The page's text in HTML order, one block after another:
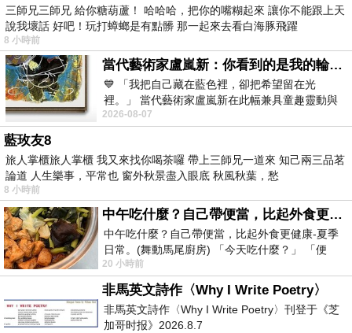
馬頭山和大樹和山嚴重破壞高雄生態環境，結
果，丹娜絲颱風將整個光電場吹垮，整個南部到
處都是光電板垃圾，這就是你們民進黨的傑作！
搞到所有老百姓接連受害！
再來要講的是光電板這種東西明明就是有毒的，
而且輻射性極強，這樣一個危害人民生命財產安
全的政策，你們還敢拿來提？
你們開口閉口說人民不撥補台電1,000億就要漲
5%電價，人民按照你們的意思去倒貼1,000億給
台電，結果，電價還是一直漲，再說了！以今年
上半年台電虧損285億，全年虧損達到500億，總
共超過4,700億將近5,000億，你們民進黨的立委
卻是絕口不提！
另外，依照台電的資料，以前年2023年核電的價
三師兄三師兄 給你糖葫蘆！ 哈哈哈，把你的嘴糊起來 讓你不能跟上天
說我壞話 好吧！玩打蟑螂是有點髒 那一起來去看白海豚飛躍
8 小時前
當代藝術家盧嵐新：你看到的是我的輪廓，還是你的故事？——藏在藍色裡的希望與光
💙 「我把自己藏在藍色裡，卻把希望留在光
裡。」 當代藝術家盧嵐新在此幅兼具童趣靈動與
抽象韻味的新作中，用湛藍的羽翼般色塊包覆著
2026-08-07
藍玫友8
旅人掌櫃旅人掌櫃 我又來找你喝茶囉 帶上三師兄一道來 知己兩三品茗
論道 人生樂事，平常也 窗外秋景盡入眼底 秋風秋葉，愁
8 小時前
中午吃什麼？自己帶便當，比起外食更健康-夏季日常。(舞動馬尾廚房)
中午吃什麼？自己帶便當，比起外食更健康-夏季
日常。(舞動馬尾廚房) 「今天吃什麼？」 「便
當？麵？還是炒飯？」 每天都在選擇
20 小時前
非馬英文詩作〈Why I Write Poetry〉
非馬英文詩作〈Why I Write Poetry〉刊登于《芝
加哥时报》2026.8.7